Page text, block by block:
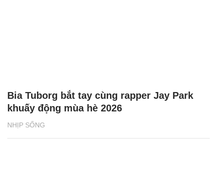
NHỊP SỐNG
Bia Tuborg bắt tay cùng rapper Jay Park
khuấy động mùa hè 2026